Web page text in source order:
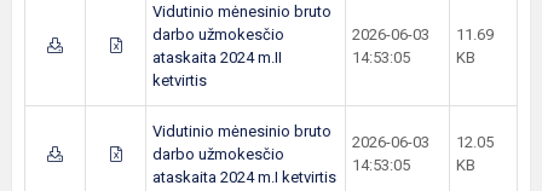
Vidutinio mėnesinio bruto
darbo užmokesčio
ataskaita 2024 m.II
ketvirtis
2026-06-03
14:53:05
11.69
KB
Vidutinio mėnesinio bruto
darbo užmokesčio
ataskaita 2024 m.I ketvirtis
2026-06-03
14:53:05
12.05
KB